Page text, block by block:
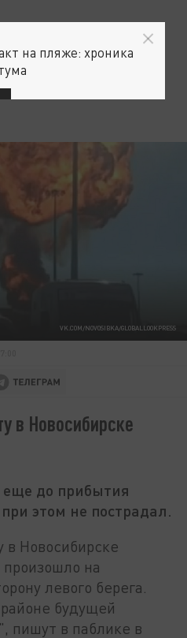
VK.COM/NOVOSIBKA/GLOBALLOOKPRESS
в Новосибирске
до прибытия
этом не пострадал.
в Новосибирске
на
левого берега.
будущей
пишут в паблике в
на пляже: хроника